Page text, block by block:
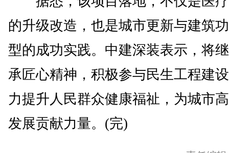
的升级改造，也是城市更新与建筑
型的成功实践。中建深装表示，将
承匠心精神，积极参与民生工程建
力提升人民群众健康福祉，为城市
发展贡献力量。(完)